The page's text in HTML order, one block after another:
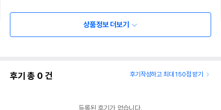
상품정보 더보기
후기 총 0 건 후기작성하고 최대 150점 받기
등록된 후기가 없습니다.